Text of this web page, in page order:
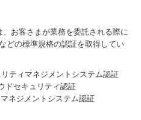
お客さまが業務を委託される際に
どの標準規格の認証を取得してい
ティマネジメントシステム認証
ドセキュリティ認証
ネジメントシステム認証